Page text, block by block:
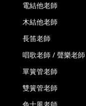
電結他老師
木結他老師
長笛老師
唱歌老師 / 聲樂老師
單簧管老師
雙簧管老師